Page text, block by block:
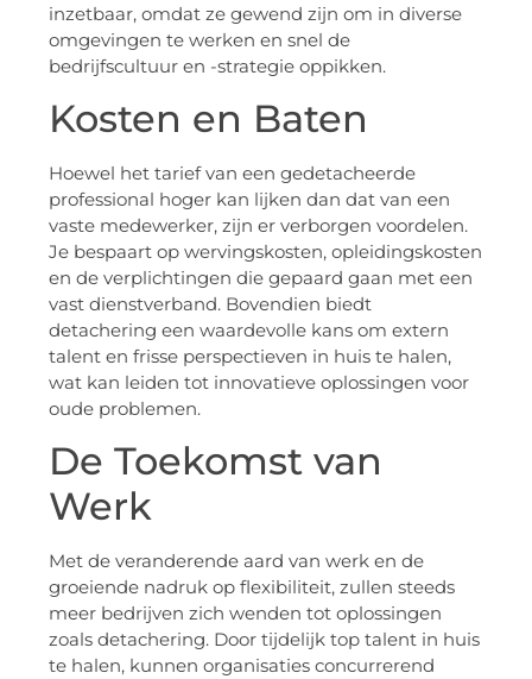
inzetbaar, omdat ze gewend zijn om in diverse
omgevingen te werken en snel de
bedrijfscultuur en -strategie oppikken.
Kosten en Baten
Hoewel het tarief van een gedetacheerde
professional hoger kan lijken dan dat van een
vaste medewerker, zijn er verborgen voordelen.
Je bespaart op wervingskosten, opleidingskosten
en de verplichtingen die gepaard gaan met een
vast dienstverband. Bovendien biedt
detachering een waardevolle kans om extern
talent en frisse perspectieven in huis te halen,
wat kan leiden tot innovatieve oplossingen voor
oude problemen.
De Toekomst van
Werk
Met de veranderende aard van werk en de
groeiende nadruk op flexibiliteit, zullen steeds
meer bedrijven zich wenden tot oplossingen
zoals detachering. Door tijdelijk top talent in huis
te halen, kunnen organisaties concurrerend